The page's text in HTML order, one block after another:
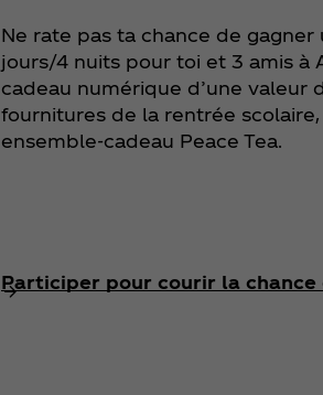
Ne rate pas ta chance de gagner
jours/4 nuits pour toi et 3 amis à
cadeau numérique d’une valeur
fournitures de la rentrée scolaire,
ensemble-cadeau Peace Tea.
Participer pour courir la chance